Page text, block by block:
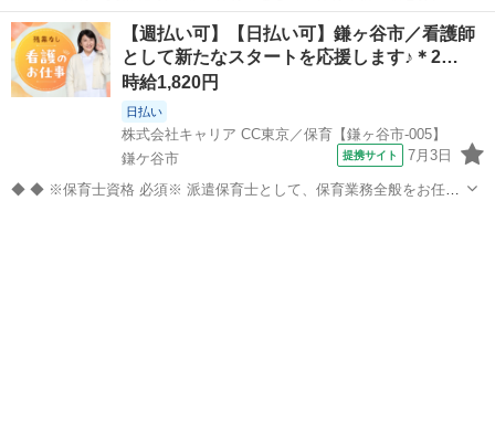
します。 【主な業務内容】 クラス担任業務 子どもたちの見守り・生
活支援 遊びや活動のサポート ピアノ演奏や歌・季節行事の補助 連絡
帳の記入などの事...
千葉 鎌ケ谷市 その他
【週払い可】【日払い可】鎌ヶ谷市／看護師
として新たなスタートを応援します♪＊2…
時給1,820円
日払い
株式会社キャリア CC東京／保育【鎌ヶ谷市-005】
鎌ケ谷市
提携サイト 7月3日
◆ ◆ ※保育士資格 必須※ 派遣保育士として、保育業務全般をお任せ